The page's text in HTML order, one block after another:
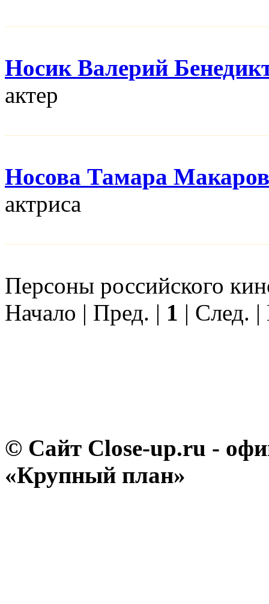
Носик Валерий
актер
Носова Тамара
актриса
Персоны российского
Начало | Пред. | 1 | След.
© Сайт Close-up.ru -
«Крупный план»